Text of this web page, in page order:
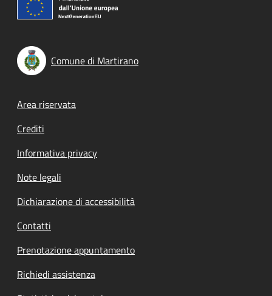
Comune di Martirano
Footer menu
Area riservata
Crediti
Informativa privacy
Note legali
Dichiarazione di accessibilità
Contatti
Prenotazione appuntamento
Richiedi assistenza